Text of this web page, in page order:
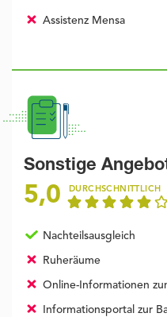
Assistenz Mensa
Sonstige
5,0 DURCHSCHNITTLICH
Nachteilsausgleich
Ruheräume
Online-Informationen
Informationsportal zur